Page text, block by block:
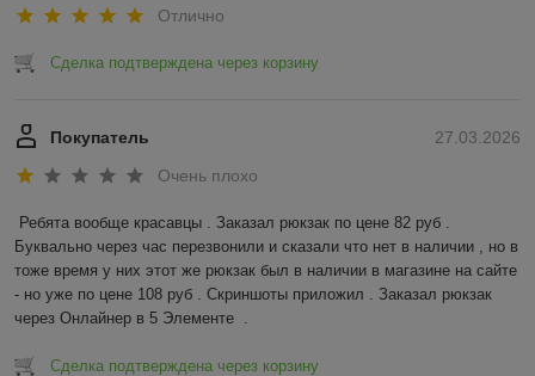
Отлично
Сделка подтверждена через корзину
27.03.2026
Покупатель
Очень плохо
Ребята вообще красавцы . Заказал рюкзак по цене 82 руб .
Буквально через час перезвонили и сказали что нет в наличии , но в
тоже время у них этот же рюкзак был в наличии в магазине на сайте
- но уже по цене 108 руб . Скриншоты приложил . Заказал рюкзак
через Онлайнер в 5 Элементе  .
Сделка подтверждена через корзину